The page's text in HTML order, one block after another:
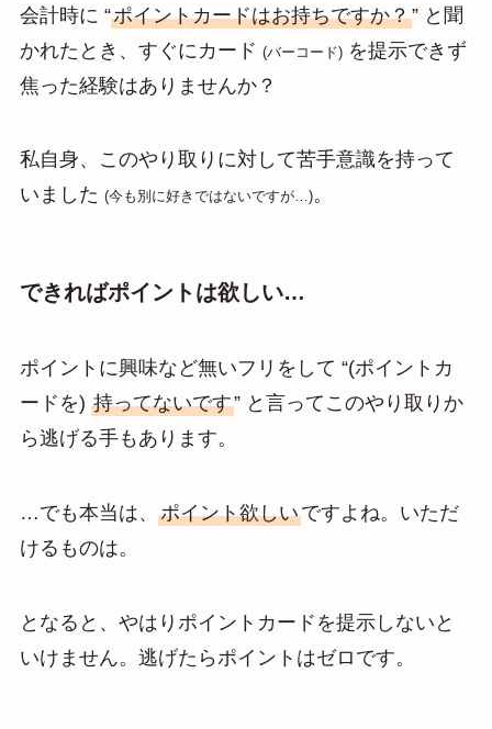
会計時に “ポイントカードはお持ちですか？” と聞
かれたとき、すぐにカード (バーコード)を提示できず
焦った経験はありませんか？
私自身、このやり取りに対して苦手意識を持って
いました (今も別に好きではないですが…)。
できればポイントは欲しい…
ポイントに興味など無いフリをして “(ポイントカ
ードを) 持ってないです” と言ってこのやり取りか
ら逃げる手もあります。
…でも本当は、 ポイント欲しいですよね。いただ
けるものは。
となると、やはりポイントカードを提示しないと
いけません。逃げたらポイントはゼロです。